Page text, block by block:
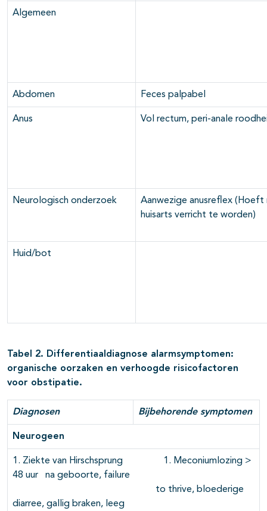
Algemeen
Abdomen Feces palpabel
Anus Vol rectum, peri-anale
Neurologisch onderzoek
Aanwezige anusreflex
huisarts verricht te worden)
Huid/bot
Tabel 2. Differentiaaldiagnose alarmsymptomen:
organische oorzaken en verhoogde risicofactoren
voor obstipatie.
Diagnosen Bijbehorende symptomen
Neurogeen
1. Ziekte van Hirschsprung 1. Meconiumlozing >
48 uur na geboorte, failure
to thrive, bloederige
diarree, gallig braken, leeg